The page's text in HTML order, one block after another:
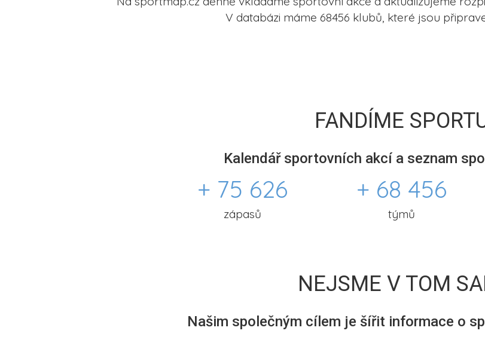
V databázi máme 68456 klubů, které jsou
FANDÍME
Kalendář sportovních akcí a seznam
+ 75 626
zápasů
+ 68 456
týmů
NEJSME V TOM
Našim společným cílem je šířit informace o